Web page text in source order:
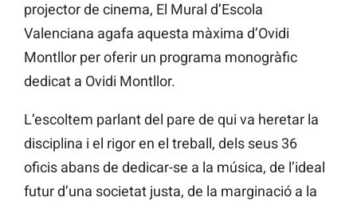
projector de cinema, El Mural d’Escola
Valenciana agafa aquesta màxima d’Ovidi
Montllor per oferir un programa monogràfic
dedicat a Ovidi Montllor.
L’escoltem parlant del pare de qui va heretar la
disciplina i el rigor en el treball, dels seus 36
oficis abans de dedicar-se a la música, de l’ideal
futur d’una societat justa, de la marginació a la